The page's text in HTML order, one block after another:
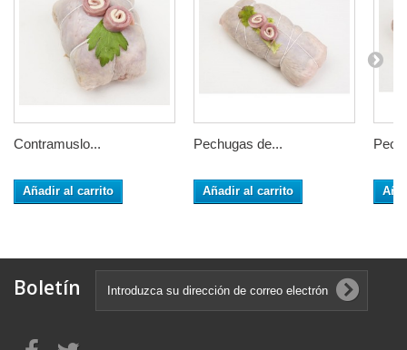
Contramuslo...
Añadir al carrito
Pechugas de...
Añadir al carrito
Boletín